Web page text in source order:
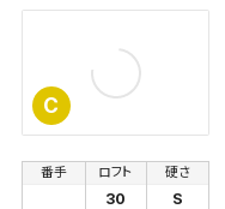
C
番手 ロフト
30
硬さ
S